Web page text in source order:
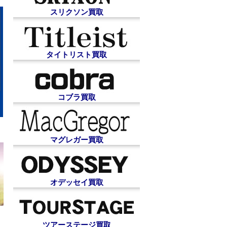
スリクソン買取
タイトリスト買取
コブラ買取
マグレガー買取
オデッセイ買取
ツアーステージ買取